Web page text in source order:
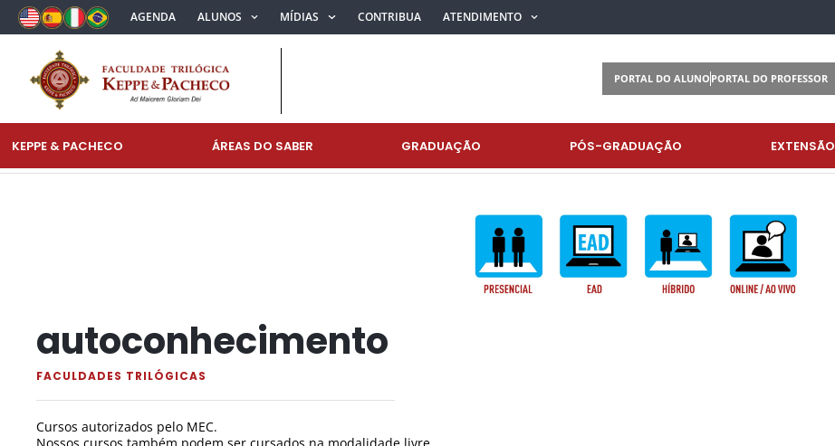
AGENDA ALUNOS MÍDIAS CONTRIBUA ATENDIMENTO
PORTAL DO ALUNO PORTAL DO PROFESSOR
KEPPE & PACHECO ÁREAS DO SABER GRADUAÇÃO PÓS-GRADUAÇÃO EXTENSÃO
autoconhecimento
FACULDADES TRILÓGICAS
Cursos autorizados pelo MEC.